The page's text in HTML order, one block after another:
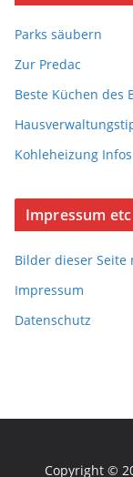
Parks säubern
Zur Predac
Beste Küchen des
Kohleheizung Infos
Impressum etc
Bilder dieser
Impressum
Datenschutz
Copyright ©